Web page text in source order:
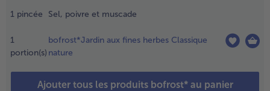
1 pincée Sel, poivre et muscade
1
portion(s)
bofrost*Jardin aux fines herbes Classique
nature
Ajouter tous les produits bofrost* au panier
minutes
le